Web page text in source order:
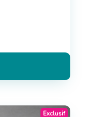
Exclusif